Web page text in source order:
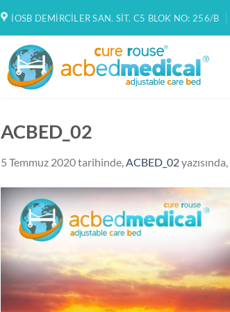
İOSB DEMIRCILER SAN. SIT. C5 BLOK NO: 256/B
ACBED_02
5 Temmuz 2020tarihinde, ACBED_02yazısında,